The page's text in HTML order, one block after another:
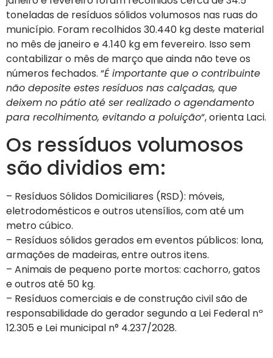
toneladas de resíduos sólidos volumosos nas ruas do
município. Foram recolhidos 30.440 kg deste material
no mês de janeiro e 4.140 kg em fevereiro. Isso sem
contabilizar o mês de março que ainda não teve os
números fechados. “É importante que o contribuinte
não deposite estes resíduos nas calçadas, que
deixem no pátio até ser realizado o agendamento
para recolhimento, evitando a poluição“, orienta Laci.
Os ressíduos volumosos
são dividios em:
– Resíduos Sólidos Domiciliares (RSD): móveis,
eletrodomésticos e outros utensílios, com até um
metro cúbico.
– Resíduos sólidos gerados em eventos públicos: lona,
armações de madeiras, entre outros itens.
– Animais de pequeno porte mortos: cachorro, gatos
e outros até 50 kg.
– Resíduos comerciais e de construção civil são de
responsabilidade do gerador segundo a Lei Federal nº
12.305 e Lei municipal n° 4.237/2028.